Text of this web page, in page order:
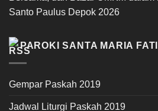
Santo Paulus Depok 2026
PAROKI SANTA MARIA
Gempar Paskah 2019
Jadwal Liturgi Paskah 2019